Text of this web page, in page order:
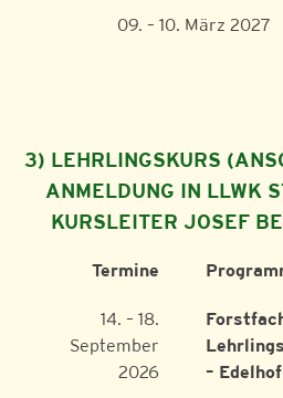
09. – 10. März 2027
3) LEHRLINGSKURS
ANMELDUNG IN LLWK
KURSLEITER JOSEF
Termine
14. – 18.
September
2026
– Edelhof